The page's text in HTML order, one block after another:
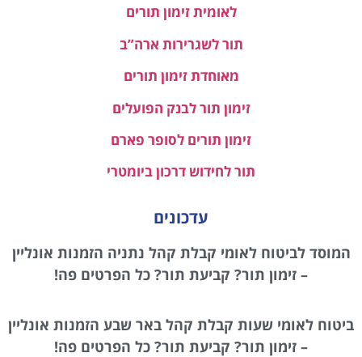
לאומית זימון תורים
תור לשגרירות ארה”ב
מאוחדת זימון תורים
זימון תור לבנק הפועלים
זימון תורים לסופר פארם
תור לחידוש דרכון ביומטרי
עדכונים
המוסד לביטוח לאומי קבלת קהל נתניה הזמנות אונליין
– זימון תור? קביעת תור? כל הפרטים פה!
ביטוח לאומי שעות קבלת קהל באר שבע הזמנות אונליין
– זימון תור? קביעת תור? כל הפרטים פה!